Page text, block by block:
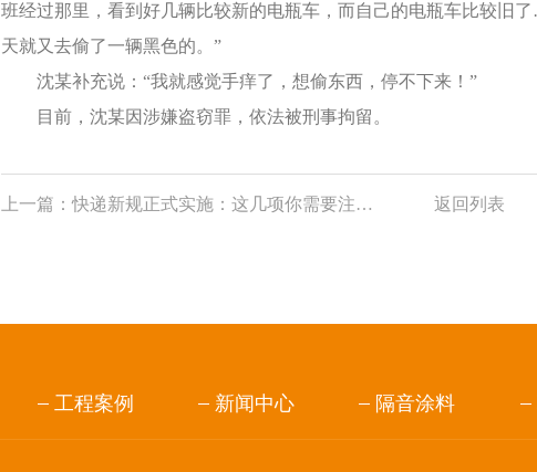
班经过那里，看到好几辆比较新的电瓶车，而自己的电瓶车比较旧
天就又去偷了一辆黑色的。”
沈某补充说：“我就感觉手痒了，想偷东西，停不下来！”
目前，沈某因涉嫌盗窃罪，依法被刑事拘留。
上一篇：快递新规正式实施：这几项你需要注意啦 返回列表
工程案例 新闻中心 隔音涂料